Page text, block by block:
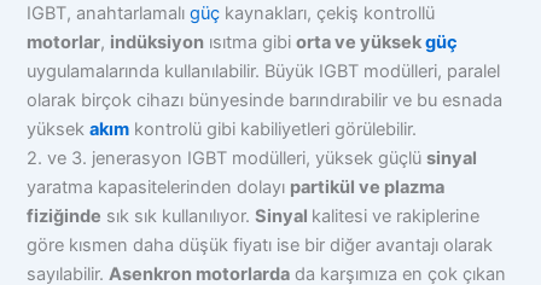
IGBT, anahtarlamalıgüç kaynakları, çekiş kontrollü
motorlar, indüksiyon ısıtma gibiorta ve yüksekgüç
uygulamalarında kullanılabilir. Büyük IGBT modülleri, paralel
olarak birçok cihazı bünyesinde barındırabilir ve bu esnada
yüksekakım kontrolü gibi kabiliyetleri görülebilir.
2. ve 3. jenerasyon IGBT modülleri, yüksek güçlüsinyal
yaratma kapasitelerinden dolayı partikül ve plazma
fiziğinde sık sık kullanılıyor.Sinyal kalitesi ve rakiplerine
göre kısmen daha düşük fiyatı ise bir diğer avantajı olarak
sayılabilir. Asenkron motorlarda da karşımıza en çok çıkan